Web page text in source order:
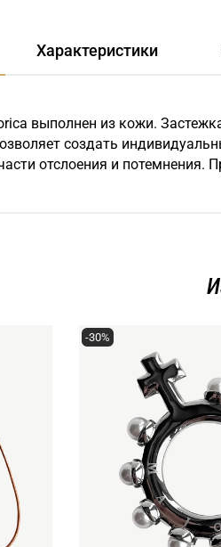
Характеристики
выполнен из кожи.
создать
отслоения и потемнения.
-30%